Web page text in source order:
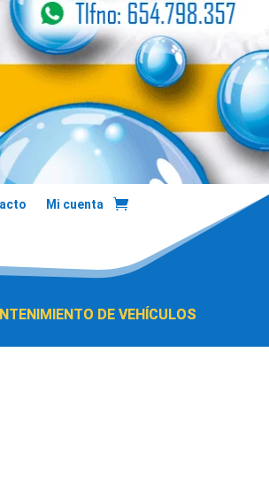
Mi cuenta
DE VEHÍCULOS